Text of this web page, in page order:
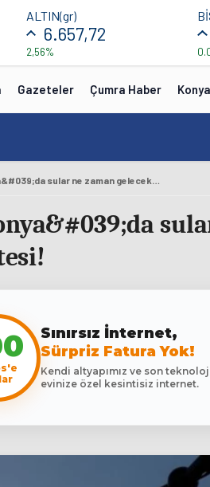
ALTIN(gr)
6.657,72
2,56%
Gazeteler Çumra Haber
KOSKİ Konya su kesintisi: Konya&#039;da sular ne zaman gelecek? 1-2 Aralık Konya su kesintisi listesi!
Sınırsız İnternet,
Sürpriz Fatura Yok!
Kendi altyapımız ve son
evinize özel kesintisiz internet.